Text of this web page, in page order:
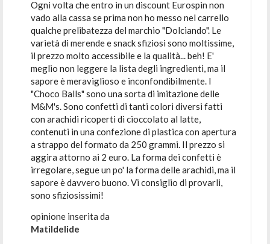
Ogni volta che entro in un discount Eurospin non
vado alla cassa se prima non ho messo nel carrello
qualche prelibatezza del marchio "Dolciando". Le
varietà di merende e snack sfiziosi sono moltissime,
il prezzo molto accessibile e la qualità... beh! E'
meglio non leggere la lista degli ingredienti, ma il
sapore è meraviglioso e inconfondibilmente. I
"Choco Balls" sono una sorta di imitazione delle
M&M's. Sono confetti di tanti colori diversi fatti
con arachidi ricoperti di cioccolato al latte,
contenuti in una confezione di plastica con apertura
a strappo del formato da 250 grammi. Il prezzo si
aggira attorno ai 2 euro. La forma dei confetti è
irregolare, segue un po' la forma delle arachidi, ma il
sapore è davvero buono. Vi consiglio di provarli,
sono sfiziosissimi!
opinione inserita da
Matildelide